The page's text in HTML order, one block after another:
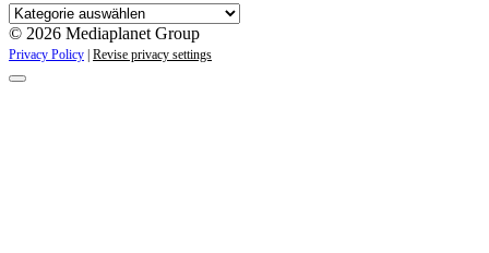
Kategorien
© 2026 Mediaplanet Group
Privacy Policy Revise privacy settings